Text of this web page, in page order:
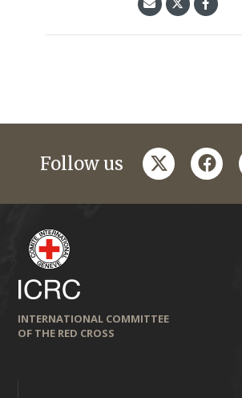
Follow us twitter
INTERNATIONAL COMMITTEE
OF THE RED CROSS